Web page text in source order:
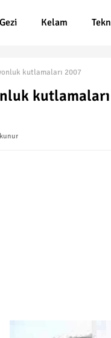
Gezi Kelam
kutlamaları 2007